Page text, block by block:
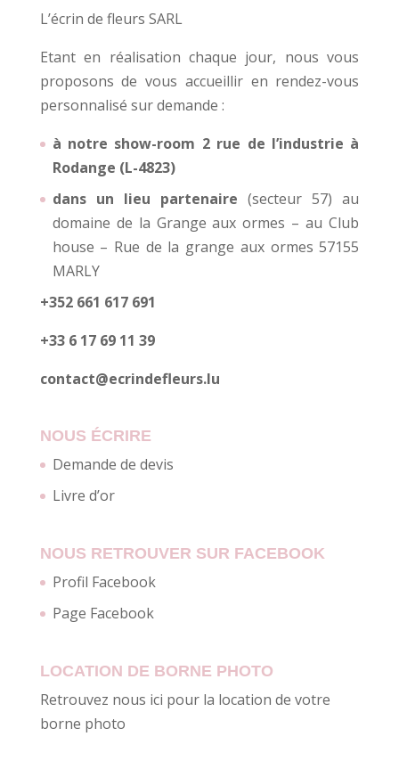
L’écrin de fleurs SARL
Etant en réalisation chaque jour, nous vous
proposons de vous accueillir en rendez-vous
personnalisé sur demande :
à notre show-room 2 rue de l’industrie à
Rodange (L-4823)
dans un lieu partenaire (secteur 57) au
domaine de la Grange aux ormes – au Club
house – Rue de la grange aux ormes 57155
MARLY
+352 661 617 691
+33 6 17 69 11 39
contact@ecrindefleurs.lu
NOUS ÉCRIRE
Demande de devis
Livre d’or
NOUS RETROUVER SUR FACEBOOK
Profil Facebook
Page Facebook
LOCATION DE BORNE PHOTO
Retrouvez nous ici pour la location de votre
borne photo